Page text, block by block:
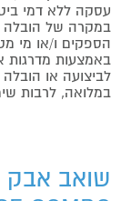
עסקה ללא דמי
במקרה של הובלה
הספקים ו/או מי
באמצעות מדרגות
לביצועה או
במלואה, לרבות
שואב אבק